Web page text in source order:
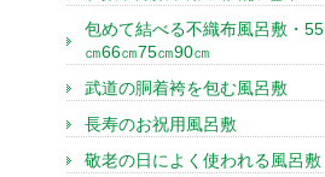
包めて結べる不織布風呂敷・55
㎝66㎝75㎝90㎝
武道の胴着袴を包む風呂敷
長寿のお祝用風呂敷
敬老の日によく使われる風呂敷